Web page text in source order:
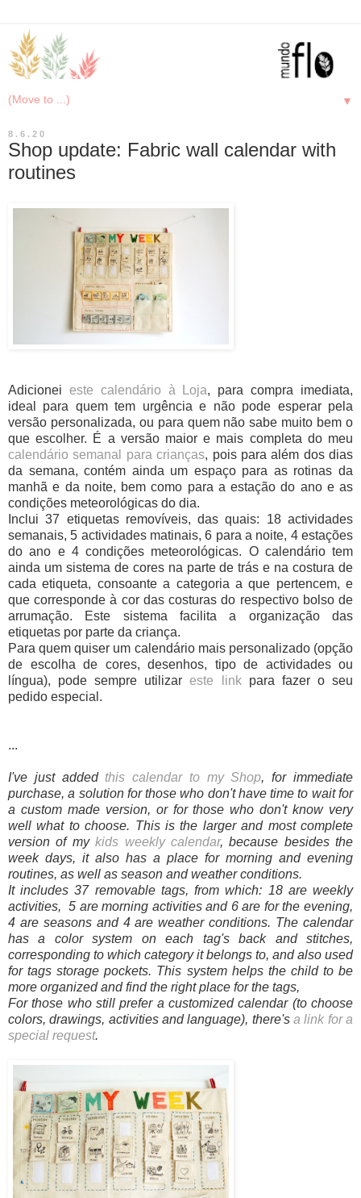
▼
8.6.20
Shop update: Fabric wall calendar with
routines
Adicionei este calendário à Loja, para compra imediata,
ideal para quem tem urgência e não pode esperar pela
versão personalizada, ou para quem não sabe muito bem o
que escolher. É a versão maior e mais completa do meu
calendário semanal para crianças, pois para além dos dias
da semana, contém ainda um espaço para as rotinas da
manhã e da noite, bem como para a estação do ano e as
condições meteorológicas do dia.
Inclui 37 etiquetas removíveis, das quais: 18 actividades
semanais, 5 actividades matinais, 6 para a noite, 4 estações
do ano e 4 condições meteorológicas. O calendário tem
ainda um sistema de cores na parte de trás e na costura de
cada etiqueta, consoante a categoria a que pertencem, e
que corresponde à cor das costuras do respectivo bolso de
arrumação. Este sistema facilita a organização das
etiquetas por parte da criança.
Para quem quiser um calendário mais personalizado (opção
de escolha de cores, desenhos, tipo de actividades ou
língua), pode sempre utilizareste linkpara fazer o seu
pedido especial.
...
I've just addedthis calendar to my Shop, for immediate
purchase, a solution for those who don't have time to wait for
a custom made version, or for those who don't know very
well what to choose. This is the larger and most complete
version of mykids weekly calendar, because besides the
week days, it also has a place for morning and evening
routines, as well as season and weather conditions.
It includes 37 removable tags, from which: 18 are weekly
activities, 5 are morning activities and 6 are for the evening,
4 are seasons and 4 are weather conditions. The calendar
has a color system on each tag's back and stitches,
corresponding to which category it belongs to, and also used
for tags storage pockets. This system helps the child to be
more organized and find the right place for the tags,
For those who still prefer a customized calendar (to choose
colors, drawings, activities and language), there'sa link for a
special request.